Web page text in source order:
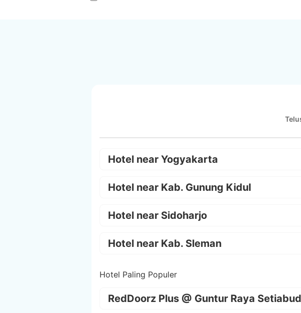
Hotel near Yogyakarta
Hotel near Kab. Gunung Kidul
Hotel near Sidoharjo
Hotel near Kab. Sleman
Hotel Paling Populer
RedDoorz Plus @ Guntur Raya